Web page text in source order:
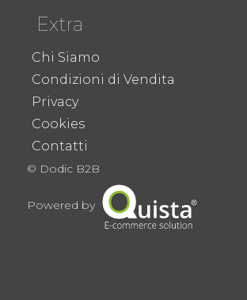
Extra
Chi Siamo
Condizioni di Vendita
Privacy
Cookies
Contatti
© Dodic B2B
Powered by